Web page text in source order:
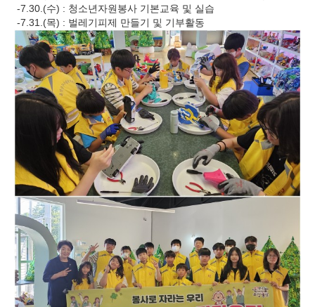
-7.30.(수) : 청소년자원봉사 기본교육 및 실습
-7.31.(목) : 벌레기피제 만들기 및 기부활동